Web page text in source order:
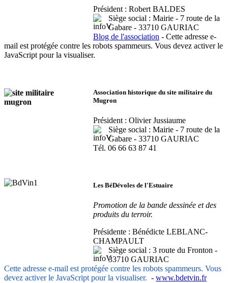
Président : Robert BALDES
Siège social : Mairie - 7 route de la
Gabare - 33710 GAURIAC
Blog de l'association - Cette adresse e-
mail est protégée contre les robots spammeurs. Vous devez activer le
JavaScript pour la visualiser.
Association historique du site militaire du
Mugron
Président : Olivier Jussiaume
Siège social : Mairie - 7 route de la
Gabare - 33710 GAURIAC
Tél. 06 66 63 87 41
Les BéDévoles de l'Estuaire
Promotion de la bande dessinée et des
produits du terroir.
Présidente : Bénédicte LEBLANC-
CHAMPAULT
Siège social : 3 route du Fronton -
33710 GAURIAC
Cette adresse e-mail est protégée contre les robots spammeurs. Vous
devez activer le JavaScript pour la visualiser. - www.bdetvin.fr